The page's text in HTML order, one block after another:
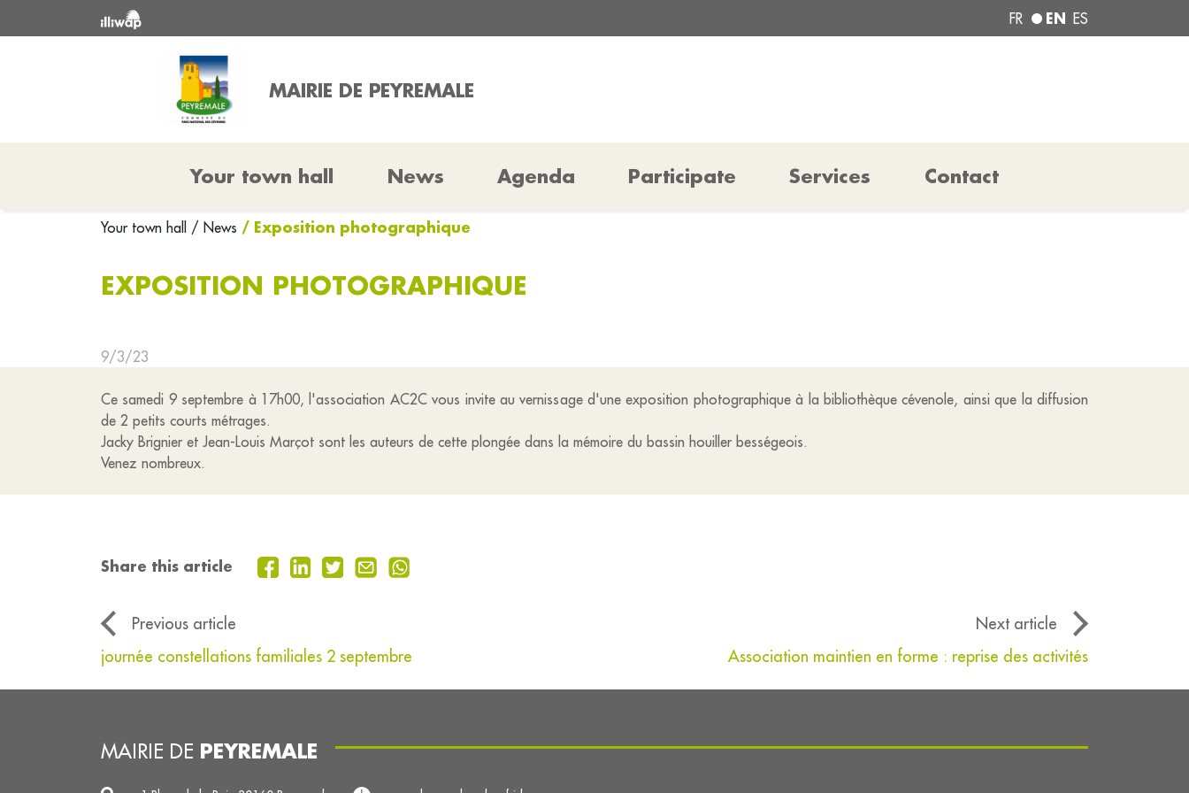
FR EN ES
MAIRIE DE PEYREMALE
Your town hall News Agenda Participate Services Contact
Your town hall / News / Exposition photographique
EXPOSITION PHOTOGRAPHIQUE
9/3/23
Ce samedi 9 septembre à 17h00, l'association AC2C vous invite au vernissage d'une exposition photographique à la bibliothèque cévenole, ainsi que la diffusion
de 2 petits courts métrages.
Jacky Brignier et Jean-Louis Marçot sont les auteurs de cette plongée dans la mémoire du bassin houiller bességeois.
Venez nombreux.
Share this article
Previous article
Next article
journée constellations familiales 2 septembre
Association maintien en forme : reprise des activités
MAIRIE DE PEYREMALE